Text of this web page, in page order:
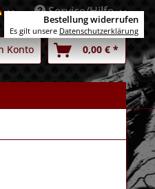
DeutschService/Hilfe
Konto 0,00 € *
Bestellung widerrufen
Es gilt unsere Datenschutzerklärung